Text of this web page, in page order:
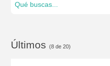
Qué buscas...
Últimos (8 de 20)